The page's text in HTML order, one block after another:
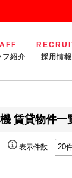
フ紹介
採用情報
賃貸物件一
表示件数